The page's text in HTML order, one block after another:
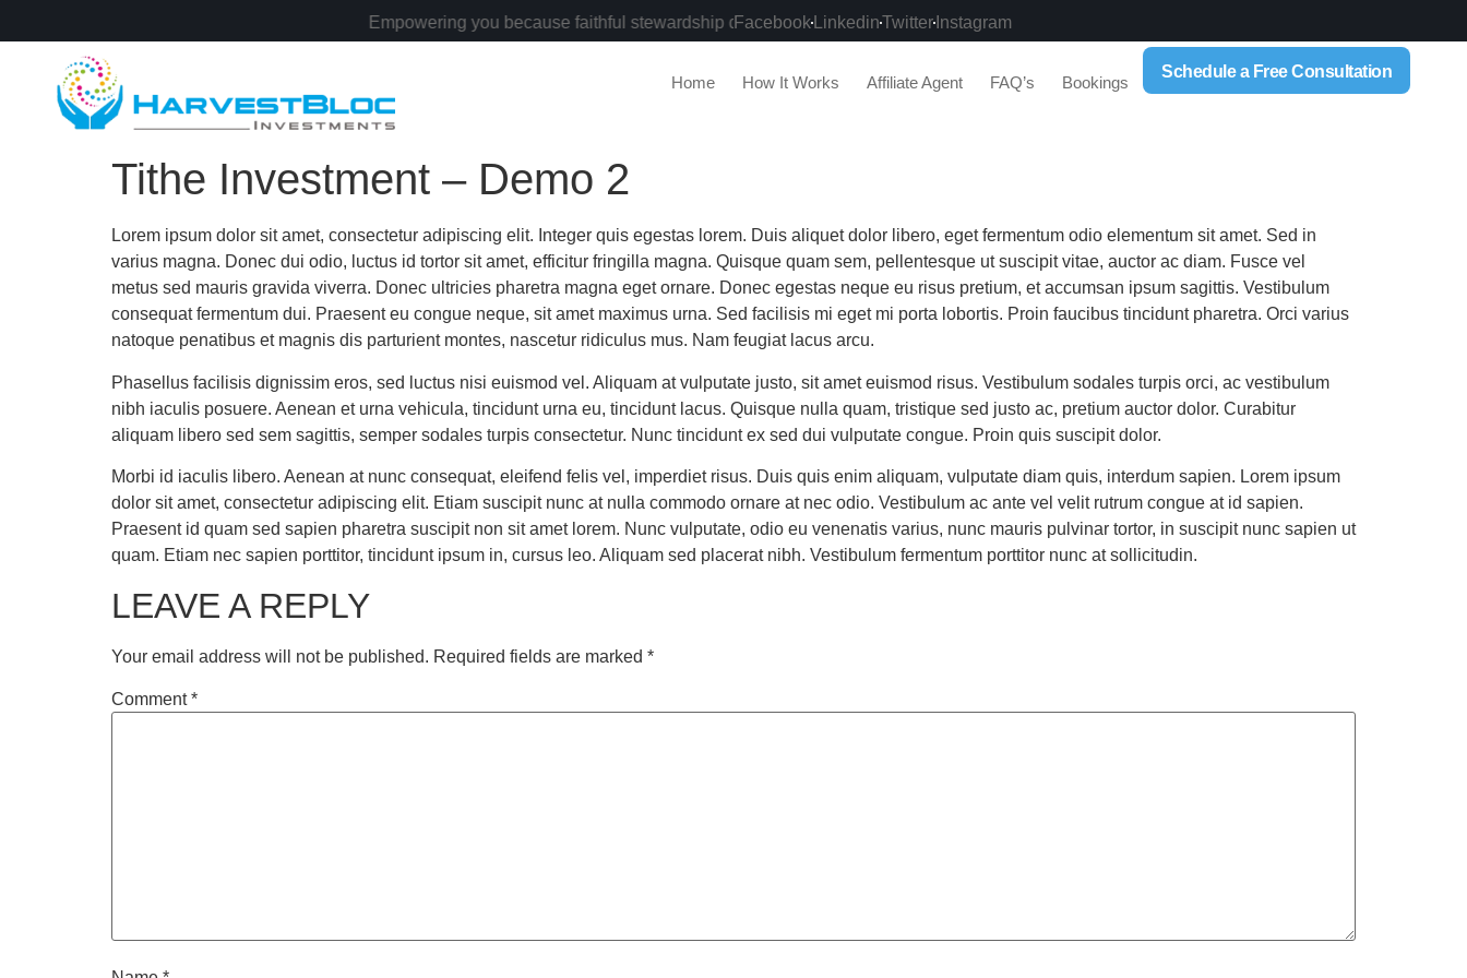
Empowering you because faithful stewardship deserves financial breakthrough!
Facebook LinkedinTwitter Instagram
Home How It Works Affiliate Agent FAQ’s Bookings
Schedule a Free Consultation
Tithe Investment – Demo 2
Lorem ipsum dolor sit amet, consectetur adipiscing elit. Integer quis egestas lorem. Duis aliquet dolor libero, eget fermentum odio elementum sit amet. Sed in
varius magna. Donec dui odio, luctus id tortor sit amet, efficitur fringilla magna. Quisque quam sem, pellentesque ut suscipit vitae, auctor ac diam. Fusce vel
metus sed mauris gravida viverra. Donec ultricies pharetra magna eget ornare. Donec egestas neque eu risus pretium, et accumsan ipsum sagittis. Vestibulum
consequat fermentum dui. Praesent eu congue neque, sit amet maximus urna. Sed facilisis mi eget mi porta lobortis. Proin faucibus tincidunt pharetra. Orci varius
natoque penatibus et magnis dis parturient montes, nascetur ridiculus mus. Nam feugiat lacus arcu.
Phasellus facilisis dignissim eros, sed luctus nisi euismod vel. Aliquam at vulputate justo, sit amet euismod risus. Vestibulum sodales turpis orci, ac vestibulum
nibh iaculis posuere. Aenean et urna vehicula, tincidunt urna eu, tincidunt lacus. Quisque nulla quam, tristique sed justo ac, pretium auctor dolor. Curabitur
aliquam libero sed sem sagittis, semper sodales turpis consectetur. Nunc tincidunt ex sed dui vulputate congue. Proin quis suscipit dolor.
Morbi id iaculis libero. Aenean at nunc consequat, eleifend felis vel, imperdiet risus. Duis quis enim aliquam, vulputate diam quis, interdum sapien. Lorem ipsum
dolor sit amet, consectetur adipiscing elit. Etiam suscipit nunc at nulla commodo ornare at nec odio. Vestibulum ac ante vel velit rutrum congue at id sapien.
Praesent id quam sed sapien pharetra suscipit non sit amet lorem. Nunc vulputate, odio eu venenatis varius, nunc mauris pulvinar tortor, in suscipit nunc sapien ut
quam. Etiam nec sapien porttitor, tincidunt ipsum in, cursus leo. Aliquam sed placerat nibh. Vestibulum fermentum porttitor nunc at sollicitudin.
LEAVE A REPLY
Your email address will not be published. Required fields are marked *
Comment*